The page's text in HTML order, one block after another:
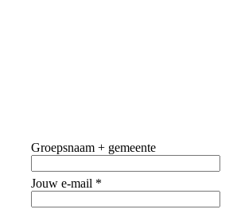
Groepsnaam + gemeente
Jouw e-mail *